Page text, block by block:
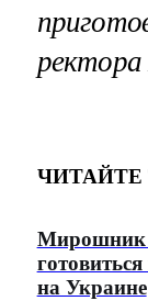
ректора
Мирошник
на Украине